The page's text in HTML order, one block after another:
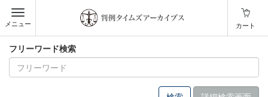
メニュー カート
フリーワード検索